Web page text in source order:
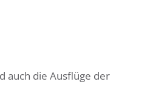
auch die Ausflüge der